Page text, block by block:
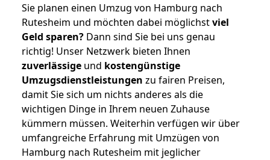
Sie planen einen Umzug von Hamburg nach
Rutesheim und möchten dabei möglichstviel
Geld sparen? Dann sind Sie bei uns genau
richtig! Unser Netzwerk bieten Ihnen
zuverlässige und kostengünstige
Umzugsdienstleistungen zu fairen Preisen,
damit Sie sich um nichts anderes als die
wichtigen Dinge in Ihrem neuen Zuhause
kümmern müssen. Weiterhin verfügen wir über
umfangreiche Erfahrung mit Umzügen von
Hamburg nach Rutesheim mit jeglicher